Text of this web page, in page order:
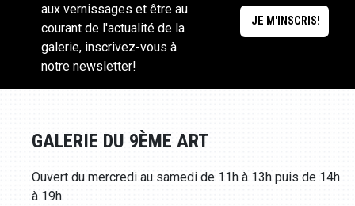
aux vernissages et être au
courant de l'actualité de la
galerie, inscrivez-vous à
notre newsletter!
GALERIE DU 9ÈME ART
Ouvert du mercredi au samedi de 11h à 13h puis de 14h
à 19h.